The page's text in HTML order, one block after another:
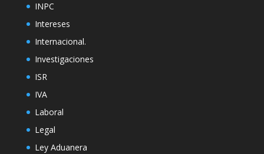
INPC
Intereses
Internacional.
Investigaciones
ISR
IVA
Laboral
Legal
Ley Aduanera